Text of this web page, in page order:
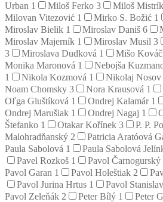
Urban 1 Miloš Ferko 3 Miloš Mistrík
Milovan Vitezović 1 Mirko S. Božić 1
Miroslav Bielik 1 Miroslav Daniš 6
Miroslav Majerník 1 Miroslav Musil 3
3
Miroslava Dudková 1 Mišo Kováč
Monika Maronová 1 Nebojša
1
Nikola Kozmová 1 Nikolaj Nosov
Noam Chomsky 3 Nora Krausová 1
Oľga Gluštíková 1 Ondrej Kalamár 1
Ondrej Marušiak 1 Ondrej Nagaj 1
Štefanko 1 Otakar Kořínek 3 P. P.
Malohradňanský 2 Patricia Aratóová
Paula Sabolová 1 Paula Sabolová
Pavel Rozkoš 1 Pavol Čarnogurský
Pavol Garan 1 Pavol Holeštiak 2
Pavol Jurina Hrtus 1 Pavol Stanislav
Pavol Zeleňák 2 Peter Bílý 1 Peter